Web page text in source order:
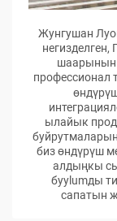
Жунгушан
шаарынын
профессионал
ылайык
биз өндүрүш
алдыңкы
буylumды
сапатын